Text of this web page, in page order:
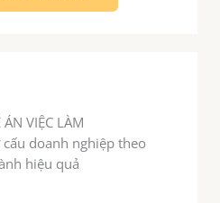
VIỆC LÀM
doanh nghiệp theo
hiệu quả